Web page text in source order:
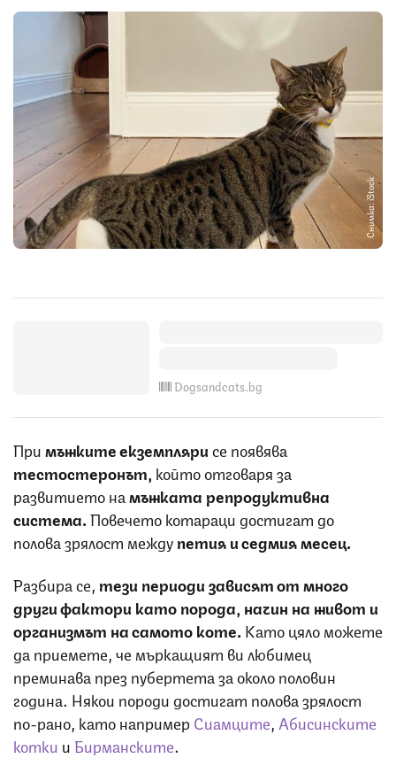
Снимка: iStock
Dogsandcats.bg
Примъжките екземплярисе появява
тестостеронът, който отговаря за
развитието намъжката репродуктивна
система.Повечето котараци достигат до
полова зрялост междупетия и седмия месец.
Разбира се, тези периоди зависят от много
други фактори като порода, начин на живот и
организмът на самото коте. Като цяло можете
да приемете, че мъркащият ви любимец
преминава през пубертета за около половин
година. Някои породи достигат полова зрялост
по-рано, като например Сиамците Абисинските
котки иБирманските.